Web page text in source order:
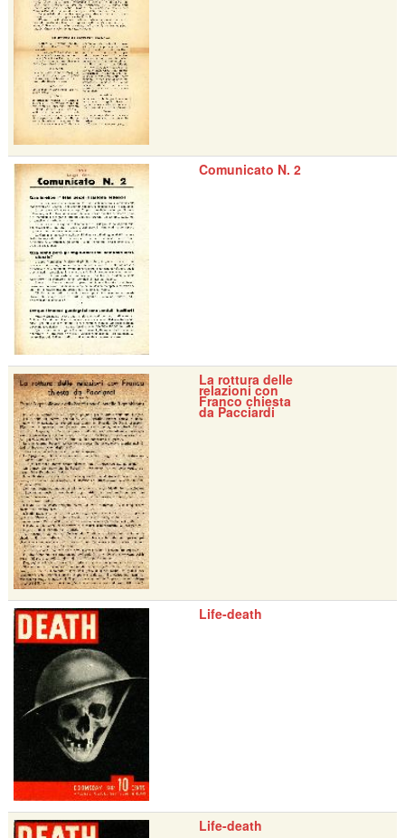
Comunicato N. 2
La rottura delle
relazioni con
Franco chiesta
da Pacciardi
Life-death
Life-death